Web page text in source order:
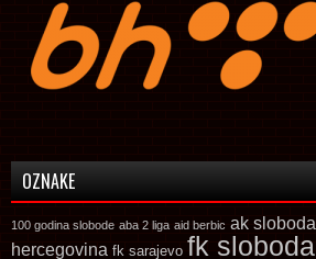
OZNAKE
100 godina slobode aba 2 liga aid berbic ak sloboda
hercegovina fk sarajevo fk sloboda